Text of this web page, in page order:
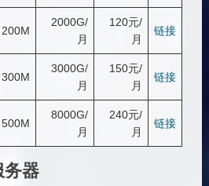
200M
2000G/
月
120元/
月
链接
300M
3000G/
月
150元/
月
链接
500M
8000G/
月
240元/
月
链接
器